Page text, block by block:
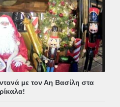
με τον Αη Βασίλη στα